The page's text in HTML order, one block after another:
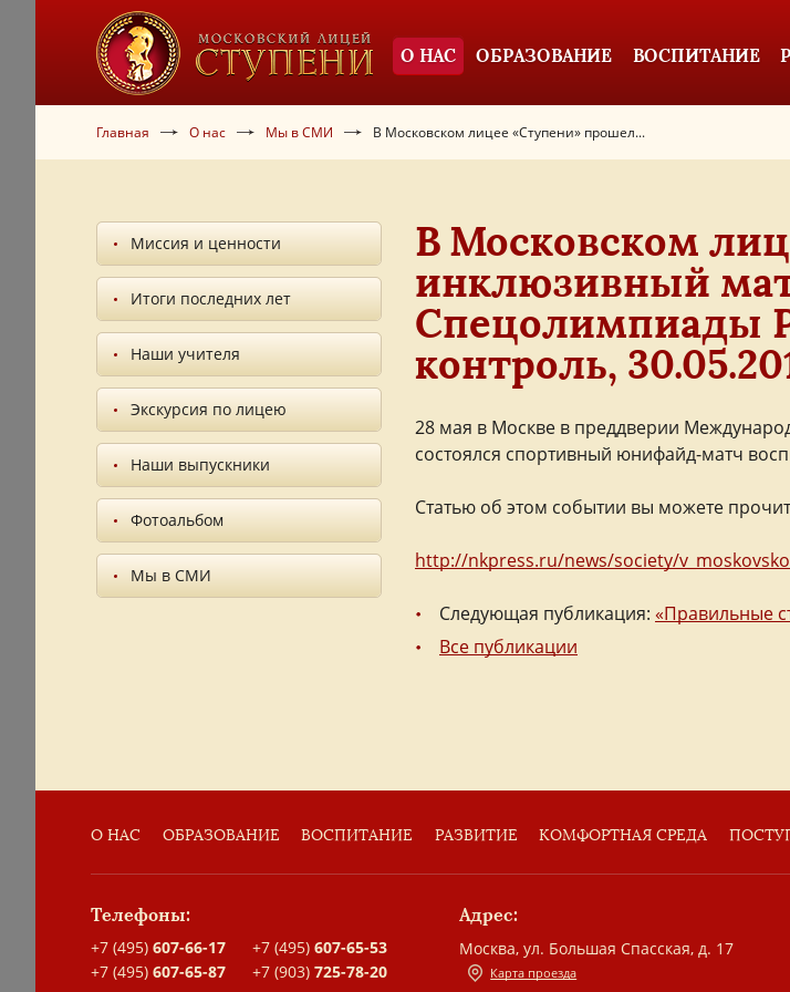
О НАС ОБРАЗОВАНИЕ ВОСПИТАНИЕ
Главная О нас Мы в СМИ В Московском лицее «Ступени» прошел...
Миссия и ценности
Итоги последних лет
Наши учителя
Экскурсия по лицею
Наши выпускники
Фотоальбом
Мы в СМИ
В Московском
инклюзивный
Спецолимпиады
контроль,
28 мая в Москве в преддверии
состоялся спортивный юнифайд-матч
Статью об этом событии вы можете
http://nkpress.ru/news/society/
Следующая публикация: «Правильные
Все публикации
О НАС ОБРАЗОВАНИЕ ВОСПИТАНИЕ РАЗВИТИЕ КОМФОРТНАЯ СРЕДА
Телефоны:
+7 (495) 607-66-17 +7 (495)607-65-53
+7 (495) 607-65-87 +7 (903)725-78-20
Адрес:
Москва, ул. Большая Спасская, д. 17
Карта проезда